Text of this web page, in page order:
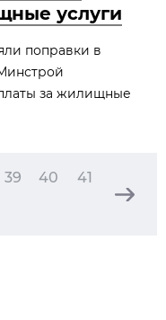
услуги
поправки в
за жилищные
39 40
41